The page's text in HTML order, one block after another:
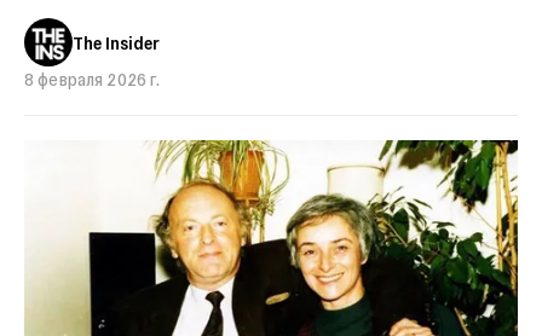
The Insider
8 февраля 2026 г.